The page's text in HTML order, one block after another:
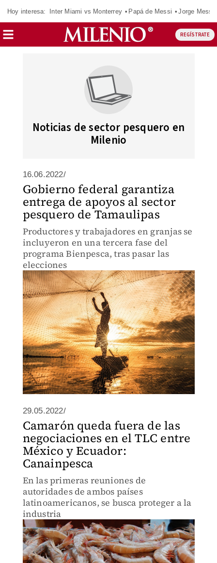
Hoy interesa: Inter Miami vs Monterrey Papá de Messi Jorge Messi
REGÍSTRATE
Noticias de sector pesquero en
Milenio
16.06.2022/
Gobierno federal garantiza
entrega de apoyos al sector
pesquero de Tamaulipas
Productores y trabajadores en granjas se
incluyeron en una tercera fase del
programa Bienpesca, tras pasar las
elecciones
29.05.2022/
Camarón queda fuera de las
negociaciones en el TLC entre
México y Ecuador:
Canainpesca
En las primeras reuniones de
autoridades de ambos países
latinoamericanos, se busca proteger a la
industria